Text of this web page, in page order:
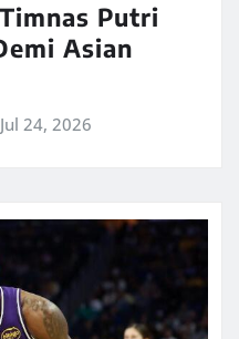
Putri
Asian
Jul 24, 2026